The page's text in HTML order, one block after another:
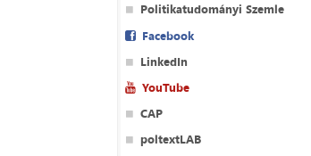
Politikatudományi Szemle
Facebook
LinkedIn
YouTube
CAP
poltextLAB